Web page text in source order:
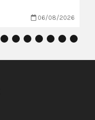
06/08/2026